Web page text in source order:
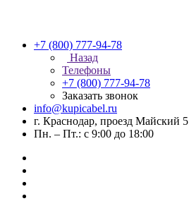
+7 (800) 777-94-78
Назад
Телефоны
+7 (800) 777-94-78
Заказать звонок
info@kupicabel.ru
г. Краснодар, проезд Майский 5
Пн. – Пт.: с 9:00 до 18:00